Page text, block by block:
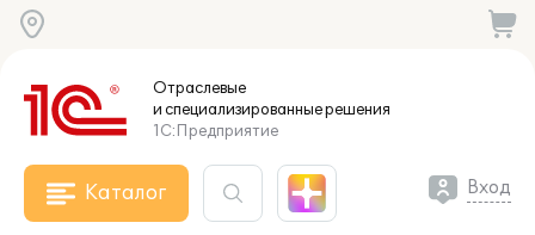
Отраслевые
и специализированныерешения
1С:Предприятие
Каталог Вход